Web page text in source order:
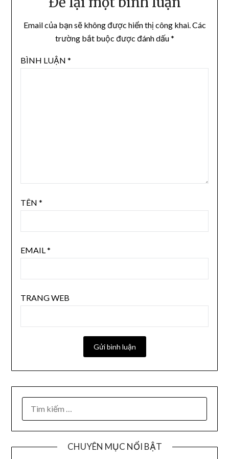
Email của bạn sẽ không được hiển thị công khai.Các
trường bắt buộc được đánh dấu*
BÌNH LUẬN *
TÊN *
EMAIL*
TRANG WEB
CHUYÊN MỤC NỔI BẬT